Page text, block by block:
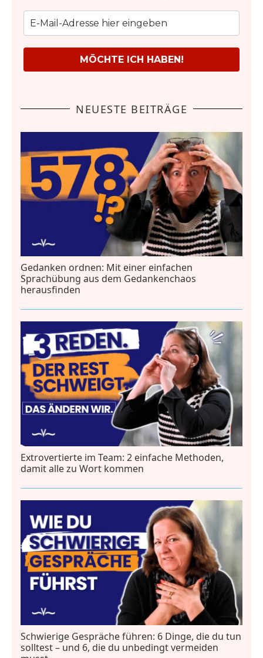
MÖCHTE ICH HABEN!
NEUESTE BEITRÄGE
Gedanken ordnen: Mit einer einfachen
Sprachübung aus dem Gedankenchaos
herausfinden
Extrovertierte im Team: 2 einfache Methoden,
damit alle zu Wort kommen
Schwierige Gespräche führen: 6 Dinge, die du tun
solltest – und 6, die du unbedingt vermeiden